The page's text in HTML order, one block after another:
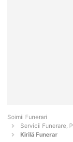
Soimii Funerari
Servicii Funerare,
Kirilă Funerar